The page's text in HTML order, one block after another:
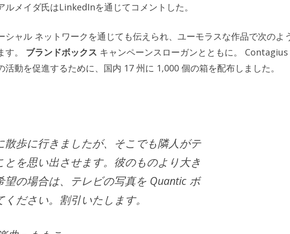
ルメイダ氏はLinkedInを通じてコメントした。
シャル ネットワークを通じても伝えられ、ユーモラスな作品で次のよ
す。 ブランドボックス キャンペーンスローガンとともに。
活動を促進するために、国内 17 州に 1,000 個の箱を配布しました。
散歩に行きましたが、そこでも隣人がテ
とを思い出させます。彼のものより大き
望の場合は、テレビの写真を Quantic ボ
ください。割引いたします。